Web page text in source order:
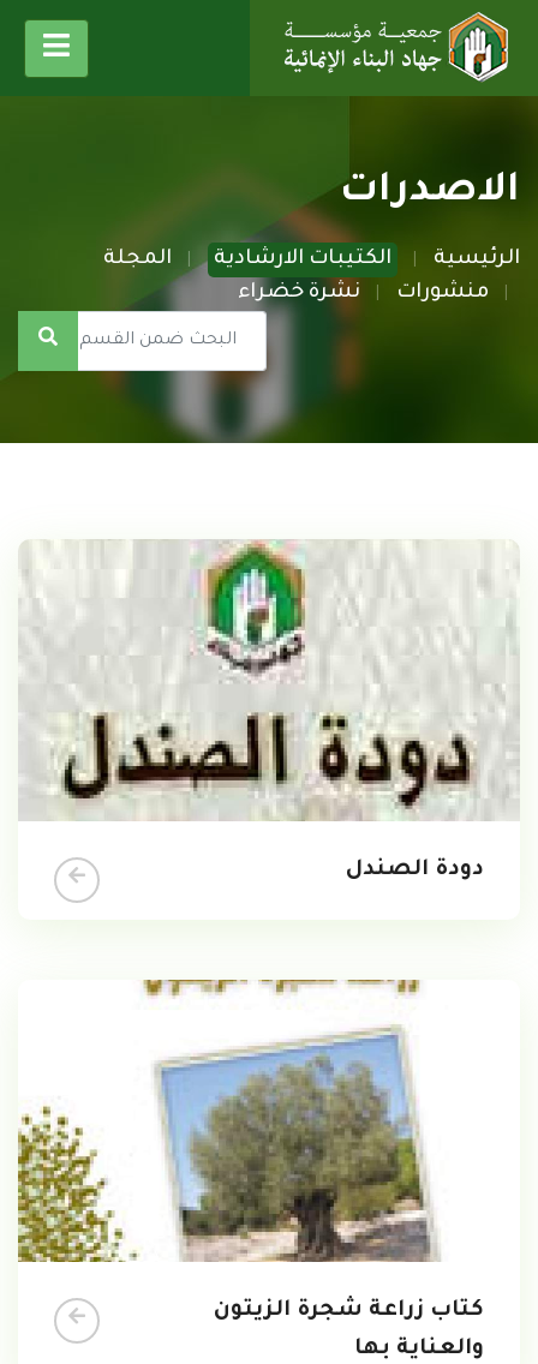
الاصدرات
الرئيسية الكتيبات الارشادية
المجلة
منشورات
نشرة خضراء
دودة الصندل
كتاب زراعة شجرة الزيتون
والعناية بها